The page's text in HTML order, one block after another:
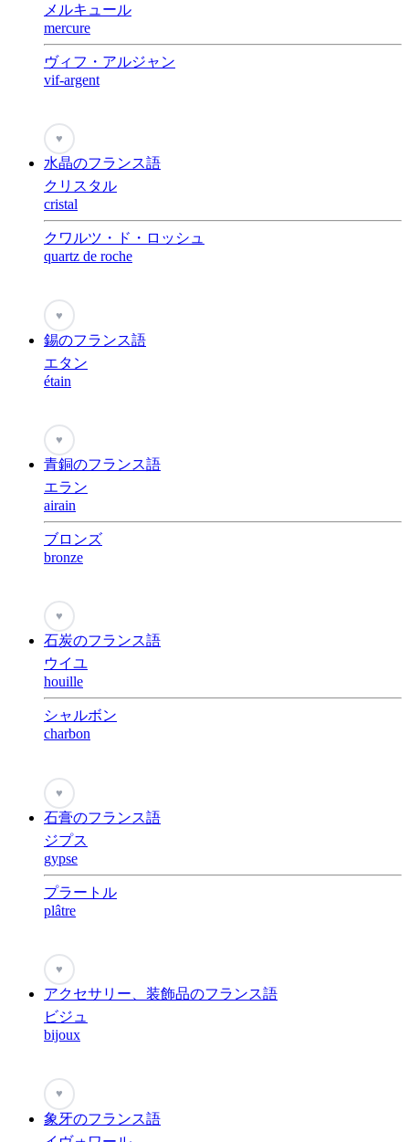
メルキュール
mercure
ヴィフ・アルジャン
vif-argent
♥
水晶のフランス語
クリスタル
cristal
クワルツ・ド・ロッシュ
quartz de roche
♥
錫のフランス語
エタン
étain
♥
青銅のフランス語
エラン
airain
ブロンズ
bronze
♥
石炭のフランス語
ウイユ
houille
シャルボン
charbon
♥
石膏のフランス語
ジプス
gypse
プラートル
plâtre
♥
アクセサリー、装飾品のフランス語
ビジュ
bijoux
♥
象牙のフランス語